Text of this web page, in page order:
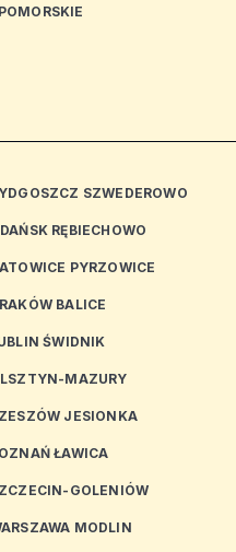
SZWEDEROWO
RĘBIECHOWO
PYRZOWICE
BALICE
ŚWIDNIK
MAZURY
JESIONKA
ŁAWICA
GOLENIÓW
MODLIN